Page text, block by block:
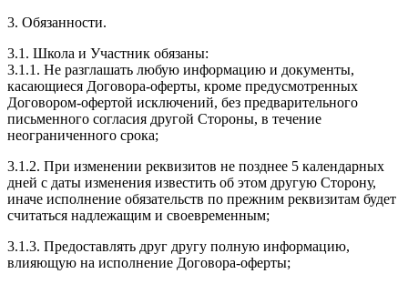
3. Обязанности.
3.1. Школа и Участник обязаны:
3.1.1. Не разглашать любую информацию и документы,
касающиеся Договора-оферты, кроме предусмотренных
Договором-офертой исключений, без предварительного
письменного согласия другой Стороны, в течение
неограниченного срока;
3.1.2. При изменении реквизитов не позднее 5 календарных
дней с даты изменения известить об этом другую Сторону,
иначе исполнение обязательств по прежним реквизитам будет
считаться надлежащим и своевременным;
3.1.3. Предоставлять друг другу полную информацию,
влияющую на исполнение Договора-оферты;